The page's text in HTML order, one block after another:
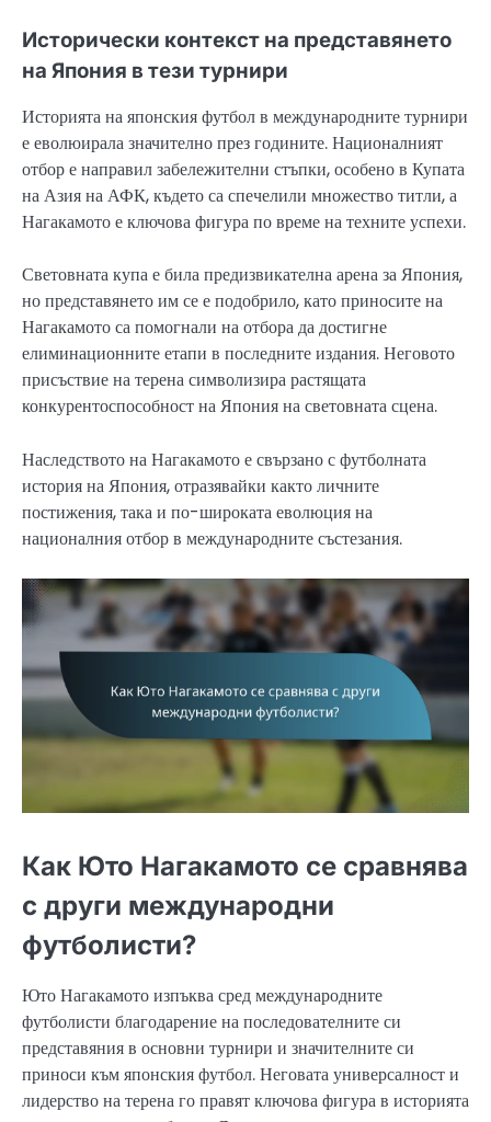
Исторически контекст на представянето
на Япония в тези турнири
Историята на японския футбол в международните турнири
е еволюирала значително през годините. Националният
отбор е направил забележителни стъпки, особено в Купата
на Азия на АФК, където са спечелили множество титли, а
Нагакамото е ключова фигура по време на техните успехи.
Световната купа е била предизвикателна арена за Япония,
но представянето им се е подобрило, като приносите на
Нагакамото са помогнали на отбора да достигне
елиминационните етапи в последните издания. Неговото
присъствие на терена символизира растящата
конкурентоспособност на Япония на световната сцена.
Наследството на Нагакамото е свързано с футболната
история на Япония, отразявайки както личните
постижения, така и по-широката еволюция на
националния отбор в международните състезания.
Как Юто Нагакамото се сравнява
с други международни
футболисти?
Юто Нагакамото изпъква сред международните
футболисти благодарение на последователните си
представяния в основни турнири и значителните си
приноси към японския футбол. Неговата универсалност и
лидерство на терена го правят ключова фигура в историята